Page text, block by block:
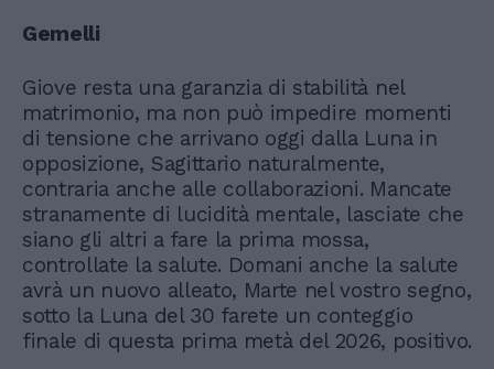
Gemelli
Giove resta una garanzia di stabilità nel
matrimonio, ma non può impedire momenti
di tensione che arrivano oggi dalla Luna in
opposizione, Sagittario naturalmente,
contraria anche alle collaborazioni. Mancate
stranamente di lucidità mentale, lasciate che
siano gli altri a fare la prima mossa,
controllate la salute. Domani anche la salute
avrà un nuovo alleato, Marte nel vostro segno,
sotto la Luna del 30 farete un conteggio
finale di questa prima metà del 2026, positivo.